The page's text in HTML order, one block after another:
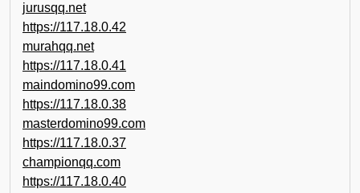
jurusqq.net
https://117.18.0.42
murahqq.net
https://117.18.0.41
maindomino99.com
https://117.18.0.38
masterdomino99.com
https://117.18.0.37
championqq.com
https://117.18.0.40